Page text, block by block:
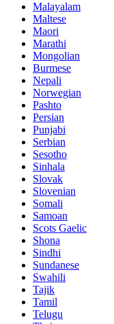
Malayalam
Maltese
Maori
Marathi
Mongolian
Burmese
Nepali
Norwegian
Pashto
Persian
Punjabi
Serbian
Sesotho
Sinhala
Slovak
Slovenian
Somali
Samoan
Scots Gaelic
Shona
Sindhi
Sundanese
Swahili
Tajik
Tamil
Telugu